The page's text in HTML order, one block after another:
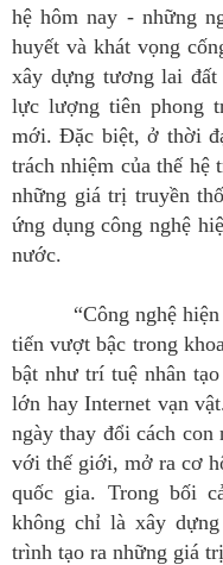
hệ hôm nay - những
huyết và khát vọng
xây dựng tương lai
lực lượng tiên phong
mới. Đặc biệt, ở thời
trách nhiệm của thế
những giá trị truyền
ứng dụng công nghệ
nước.
“Công nghệ hiện
tiến vượt bậc trong
bật như trí tuệ nhân
lớn hay Internet vạn
ngày thay đổi cách
với thế giới, mở ra cơ
quốc gia. Trong bối
không chỉ là xây
trình tạo ra những giá